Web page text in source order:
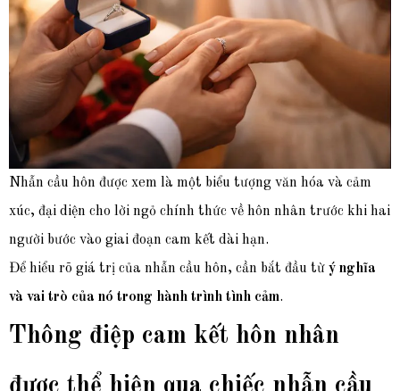
Nhẫn cầu hôn được xem là một biểu tượng văn hóa và cảm
xúc, đại diện cho lời ngỏ chính thức về hôn nhân trước khi hai
người bước vào giai đoạn cam kết dài hạn.
Để hiểu rõ giá trị của nhẫn cầu hôn, cần bắt đầu từ ý nghĩa
và vai trò của nó trong hành trình tình cảm.
Thông điệp cam kết hôn nhân